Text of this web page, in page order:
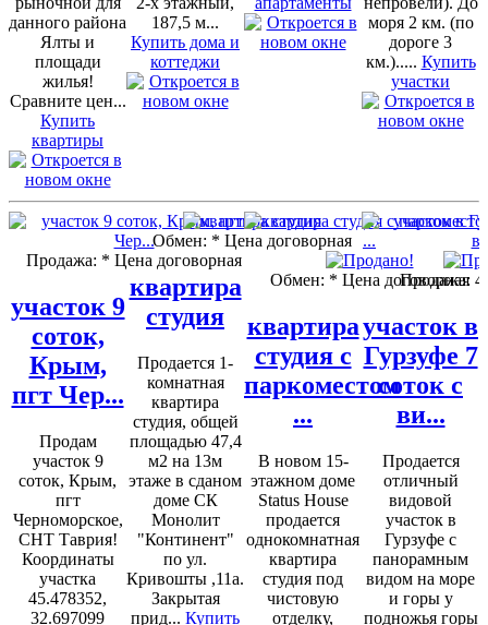
данного района
Ялты и
площади
жилья!
Сравните цен...
Купить
квартиры
187,5 м...
Купить дома и
коттеджи
моря 2 км. (по
дороге 3
км.)..... Купить
участки
Продажа: * Цена договорная
участок 9
соток,
Крым,
пгт Чер...
Продам
участок 9
соток, Крым,
пгт
Черноморское,
СНТ Таврия!
Координаты
участка
45.478352,
32.697099
Обмен: * Цена договорная
квартира
студия
Продается 1-
комнатная
квартира
студия, общей
площадью 47,4
м2 на 13м
этаже в сданом
доме СК
Монолит
"Континент"
по ул.
Кривошты ,11а.
Закрытая
прид... Купить
Обмен: * Цена договорная
квартира
студия с
паркоместом
...
В новом 15-
этажном доме
Status House
продается
однокомнатная
квартира
студия под
чистовую
отделку,
Продажа:
участок в
Гурзуфе 7
соток с
ви...
Продается
отличный
видовой
участок в
Гурзуфе с
панорамным
видом на море
и горы у
подножья горы